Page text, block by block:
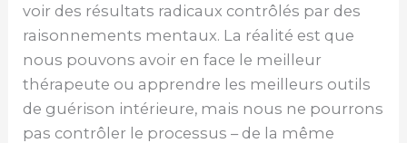
voir des résultats radicaux contrôlés par des
raisonnements mentaux. La réalité est que
nous pouvons avoir en face le meilleur
thérapeute ou apprendre les meilleurs outils
de guérison intérieure, mais nous ne pourrons
pas contrôler le processus – de la même